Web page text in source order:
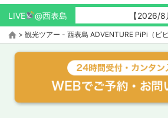
LIVE @西表島 【2026/8
> 観光ツアー - 西表島 ADVENTURE PiPi（ピピ